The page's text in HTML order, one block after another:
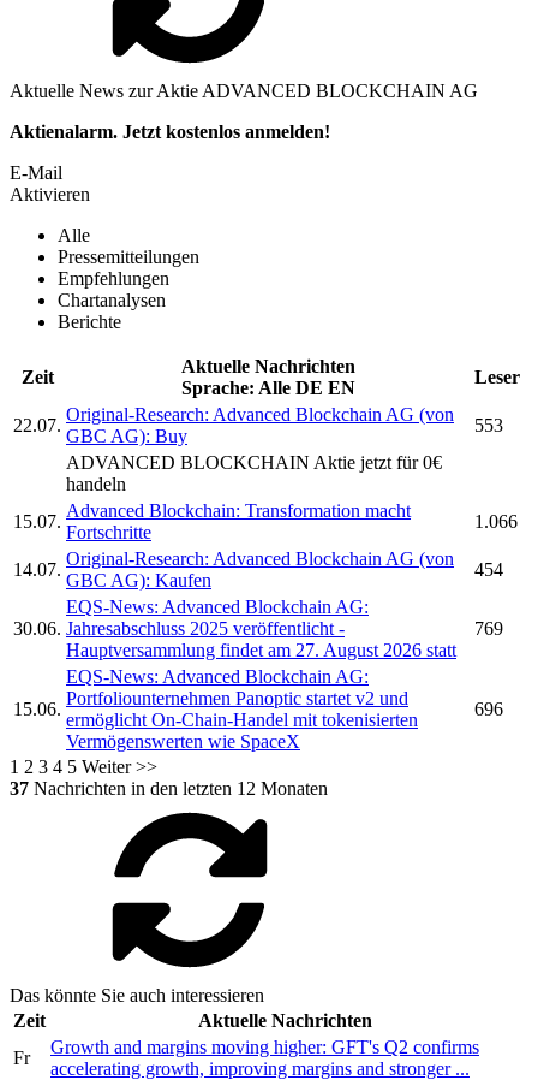
Aktuelle News zur Aktie ADVANCED BLOCKCHAIN AG
Aktienalarm. Jetzt kostenlos anmelden!
E-Mail
Aktivieren
Alle
Pressemitteilungen
Empfehlungen
Chartanalysen
Berichte
Zeit
Aktuelle Nachrichten
Sprache: Alle DE EN
Leser
22.07.
Original-Research: Advanced Blockchain AG (von
GBC AG): Buy
553
ADVANCED BLOCKCHAIN Aktie jetzt für 0€
handeln
15.07.
Advanced Blockchain: Transformation macht
Fortschritte
1.066
14.07.
Original-Research: Advanced Blockchain AG (von
GBC AG): Kaufen
454
30.06.
EQS-News: Advanced Blockchain AG:
Jahresabschluss 2025 veröffentlicht -
Hauptversammlung findet am 27. August 2026 statt
769
15.06.
EQS-News: Advanced Blockchain AG:
Portfoliounternehmen Panoptic startet v2 und
ermöglicht On-Chain-Handel mit tokenisierten
Vermögenswerten wie SpaceX
696
1 2 3 4 5 Weiter >>
37 Nachrichten in den letzten 12 Monaten
Das könnte Sie auch interessieren
Zeit
Aktuelle Nachrichten
Fr
Growth and margins moving higher: GFT's Q2 confirms
accelerating growth, improving margins and stronger ...